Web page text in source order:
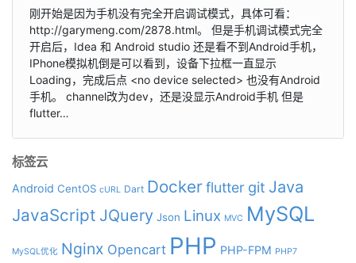
刚开始是因为手机没有完全开启调试模式，具体可看：
http://garymeng.com/2878.html。 但是手机调试模式完全
开启后，Idea 和 Android studio 还是看不到Android手机，
IPhone模拟机倒是可以看到，设备下拉框一直显示
Loading，完成后点 <no device selected> 也没有Android
手机。 channel改为dev，还是没显示Android手机 但是
flutter…
标签云
Android CentOS cURL Dart Dockerflutter git Java
JavaScript JQuery Json Linux MVC MySQL
MySQL优化 Nginx Opencart PHP PHP-FPM PHP7